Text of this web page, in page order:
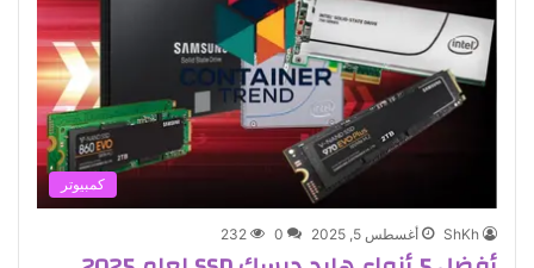
كمبيوتر
ShKh أغسطس 5, 2025 0
232